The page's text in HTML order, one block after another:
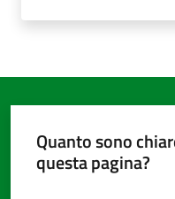
Menu selezionato
Tutti
argomenti...
Quanto sono
questa pagina?